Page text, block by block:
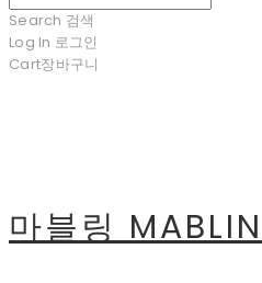
Search 검색
Log In 로그인
Cart장바구니
마블링